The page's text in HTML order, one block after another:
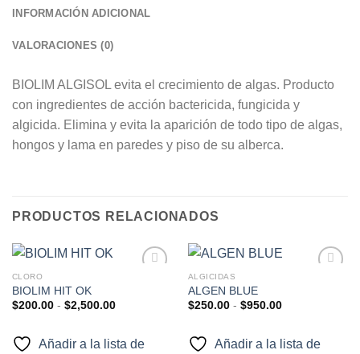
INFORMACIÓN ADICIONAL
VALORACIONES (0)
BIOLIM ALGISOL evita el crecimiento de algas. Producto
con ingredientes de acción bactericida, fungicida y
algicida. Elimina y evita la aparición de todo tipo de algas,
hongos y lama en paredes y piso de su alberca.
PRODUCTOS RELACIONADOS
CLORO
BIOLIM HIT OK
$200.00 - $2,500.00Rango
desde
$200.00
Añadir a la lista de
ALGICIDAS
ALGEN BLUE
$250.00 - $950.00Rango
desde
$250.00
Añadir a la lista de